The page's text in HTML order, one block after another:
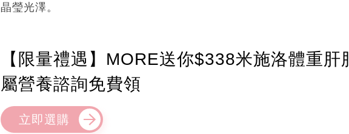
晶瑩光澤。
【限量禮遇】MORE送你$338米施洛體重
屬營養諮詢免費領
立即選購